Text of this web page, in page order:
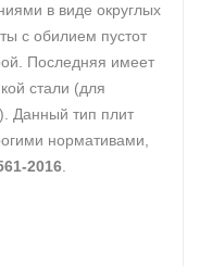
в виде округлых
с обилием пустот
Последняя имеет
стали (для
Данный тип плит
нормативами,
2016